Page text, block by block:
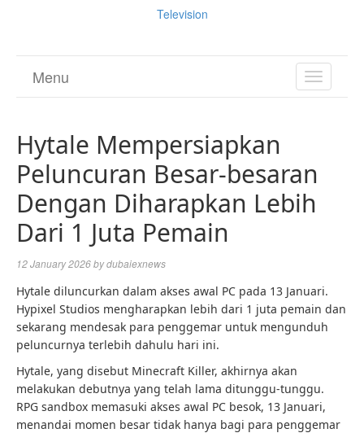
Television
TOGGLE
Menu
Hytale Mempersiapkan
Peluncuran Besar-besaran
Dengan Diharapkan Lebih
Dari 1 Juta Pemain
12 January 2026bydubaiexnews
Hytale diluncurkan dalam akses awal PC pada 13 Januari.
Hypixel Studios mengharapkan lebih dari 1 juta pemain dan
sekarang mendesak para penggemar untuk mengunduh
peluncurnya terlebih dahulu hari ini.
Hytale, yang disebut Minecraft Killer, akhirnya akan
melakukan debutnya yang telah lama ditunggu-tunggu.
RPG sandbox memasuki akses awal PC besok, 13 Januari,
menandai momen besar tidak hanya bagi para penggemar